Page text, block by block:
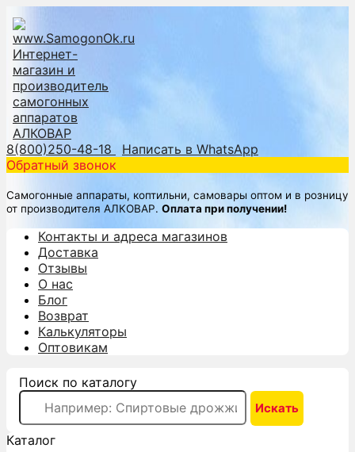
8(800)250-48-18
Написать в WhatsApp
Обратный звонок
Самогонные аппараты, коптильни, самовары оптом и в розницу
от производителя АЛКОВАР. Оплата при получении!
Контакты и адреса магазинов
Доставка
Отзывы
О нас
Блог
Возврат
Калькуляторы
Оптовикам
Поиск по каталогу
Каталог